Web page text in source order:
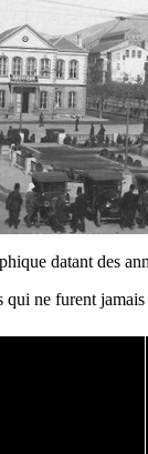
datant des
ne furent jamais